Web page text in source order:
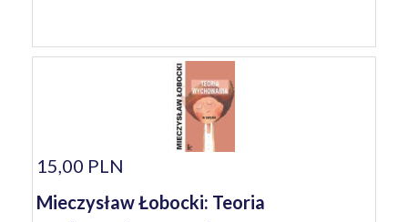
15,00 PLN
Mieczysław Łobocki: Teoria